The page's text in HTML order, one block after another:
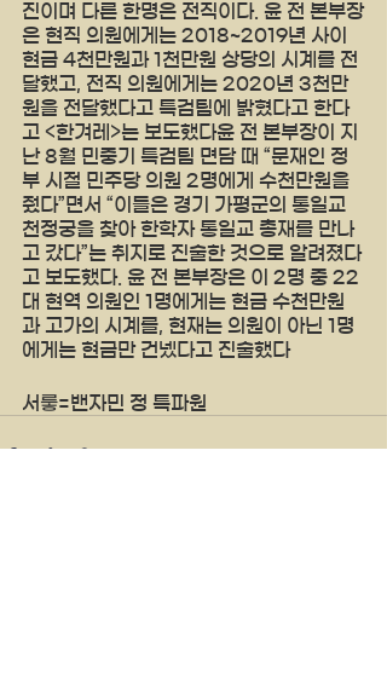
진이며 다른 한명은 전직이다. 윤 전 본부장
은 현직 의원에게는 2018~2019년 사이
현금 4천만원과 1천만원 상당의 시계를 전
달했고, 전직 의원에게는 2020년 3천만
원을 전달했다고 특검팀에 밝혔다고 한다
고 <한겨레>는 보도했다윤 전 본부장이 지
난 8월 민중기 특검팀 면담 때 “문재인 정
부 시절 민주당 의원 2명에게 수천만원을
줬다”면서 “이들은 경기 가평군의 통일교
천정궁을 찾아 한학자 통일교 총재를 만나
고 갔다”는 취지로 진술한 것으로 알려졌다
고 보도했다. 윤 전 본부장은 이 2명 중 22
대 현역 의원인 1명에게는 현금 수천만원
과 고가의 시계를, 현재는 의원이 아닌 1명
에게는 현금만 건넸다고 진술했다
서뤃=밴자민 정 특파원